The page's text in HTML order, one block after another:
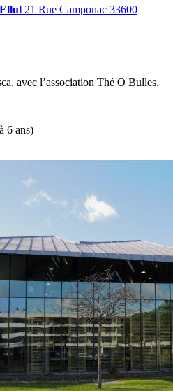
21 Rue Camponac 33600
avec l’association Thé O Bulles.
6 ans)